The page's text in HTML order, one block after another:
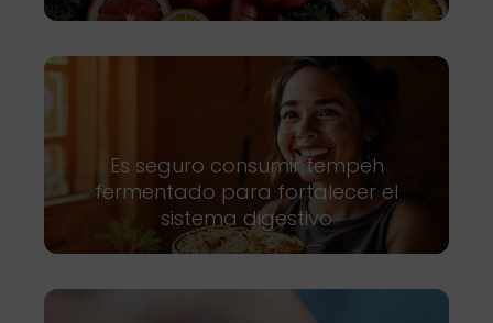
Es seguro consumir tempeh
fermentado para fortalecer el
sistema digestivo